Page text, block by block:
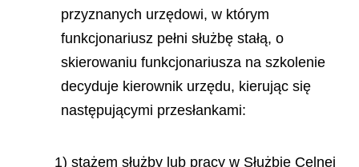
przyznanych urzędowi, w którym
funkcjonariusz pełni służbę stałą, o
skierowaniu funkcjonariusza na szkolenie
decyduje kierownik urzędu, kierując się
następującymi przesłankami:
1) stażem służby lub pracy w Służbie Celnej